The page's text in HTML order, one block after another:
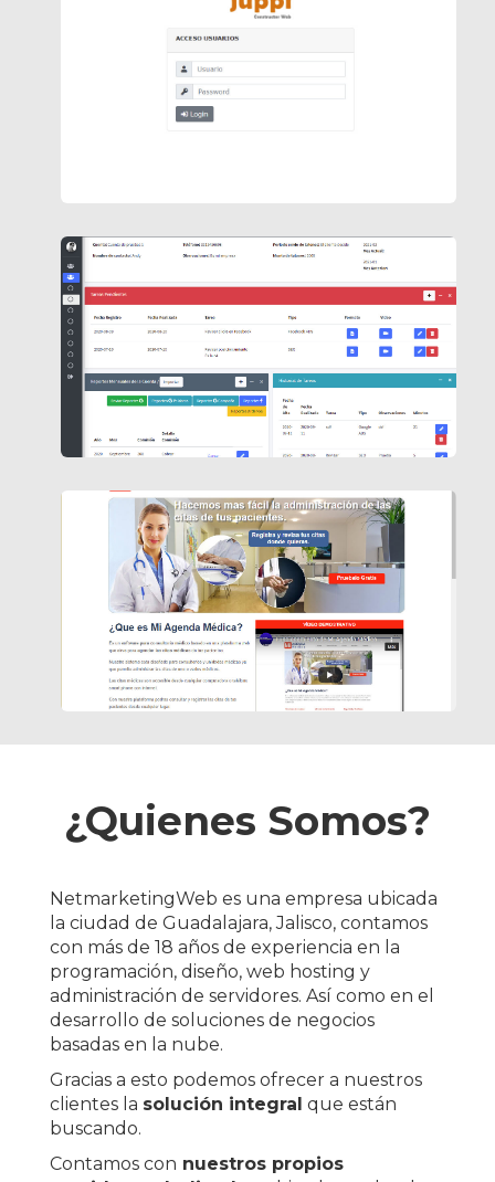
¿Quienes Somos?
NetmarketingWeb es una empresa ubicada
la ciudad de Guadalajara, Jalisco, contamos
con más de 18 años de experiencia en la
programación, diseño, web hosting y
administración de servidores. Así como en el
desarrollo de soluciones de negocios
basadas en la nube.
Gracias a esto podemos ofrecer a nuestros
clientes la solución integral que están
buscando.
Contamos con nuestros propios